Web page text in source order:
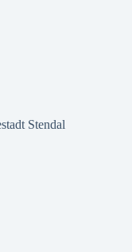
Stendal